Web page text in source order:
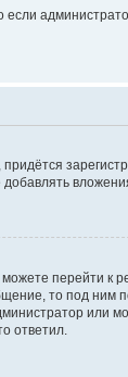
если
перейти к
то под ним
или
ответил.